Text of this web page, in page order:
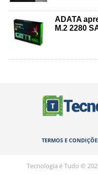
ADATA
M.2 2280
TERMOS E
Tecnologia é Tudo ©